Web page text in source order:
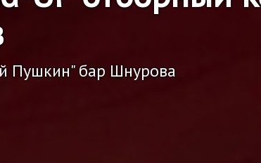
Пушкин" бар Шнурова